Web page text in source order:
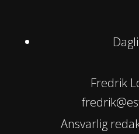
Fredrik
Ansvarlig